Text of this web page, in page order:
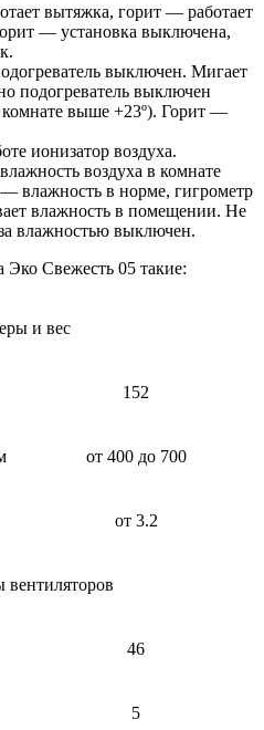
вытяжка, горит — работает
— установка выключена,
выключен. Мигает
подогреватель выключен
комнате выше +23º). Горит —
ионизатор воздуха.
воздуха в комнате
влажность в норме, гигрометр
влажность в помещении. Не
влажностью выключен.
Эко Свежесть 05 такие:
и вес
152
от 400 до 700
от 3.2
вентиляторов
46
5